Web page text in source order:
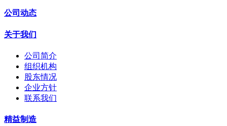
公司动态
关于我们
公司简介
组织机构
股东情况
企业方针
联系我们
精益制造